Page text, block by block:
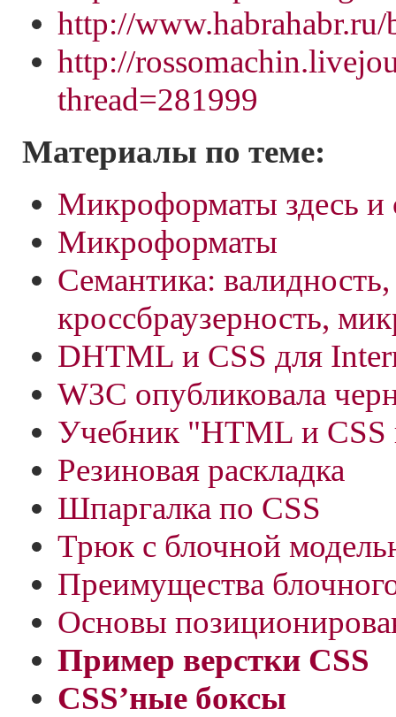
http://
http://
thread=281999
Материалы по теме:
Микроформаты здесь и
Микроформаты
Семантика: валидность,
кроссбраузерность,
DHTML и CSS для
W3C опубликовала
Учебник "HTML и CSS
Резиновая раскладка
Шпаргалка по CSS
Трюк с блочной
Преимущества
Основы
Пример верстки CSS
CSS’ные боксы